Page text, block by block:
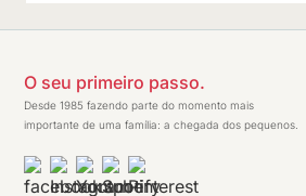
O seu primeiro passo.
Desde 1985 fazendo parte do momento mais
importante de uma família: a chegada dos pequenos.